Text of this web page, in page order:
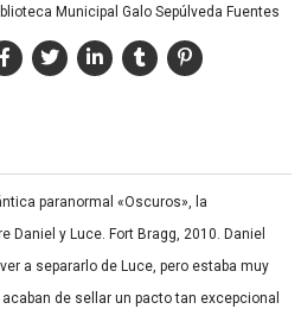
Municipal Galo Sepúlveda Fuentes
paranormal «Oscuros», la
Daniel y Luce. Fort Bragg, 2010. Daniel
a separarlo de Luce, pero estaba muy
de sellar un pacto tan excepcional